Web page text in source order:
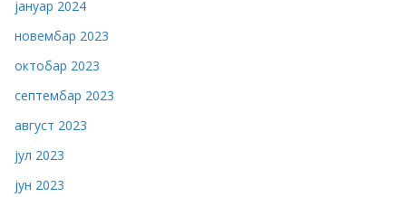
јануар 2024
новембар 2023
октобар 2023
септембар 2023
август 2023
јул 2023
јун 2023